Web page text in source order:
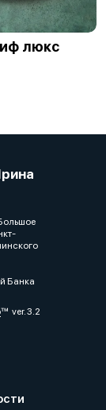
люкс
Банка
ver. 3.2